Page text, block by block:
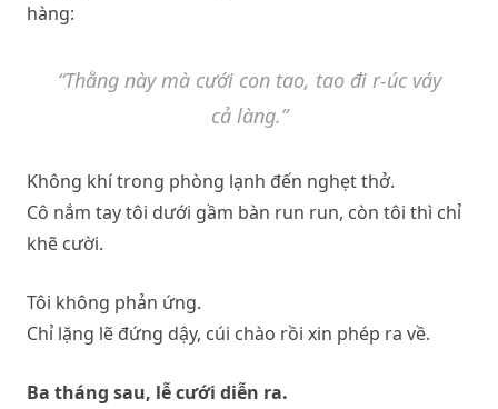
hàng:
“Thằng này mà cưới con tao, tao đi r-úc váy
cả làng.”
Không khí trong phòng lạnh đến nghẹt thở.
Cô nắm tay tôi dưới gầm bàn run run, còn tôi thì chỉ
khẽ cười.
Tôi không phản ứng.
Chỉ lặng lẽ đứng dậy, cúi chào rồi xin phép ra về.
Ba tháng sau, lễ cưới diễn ra.